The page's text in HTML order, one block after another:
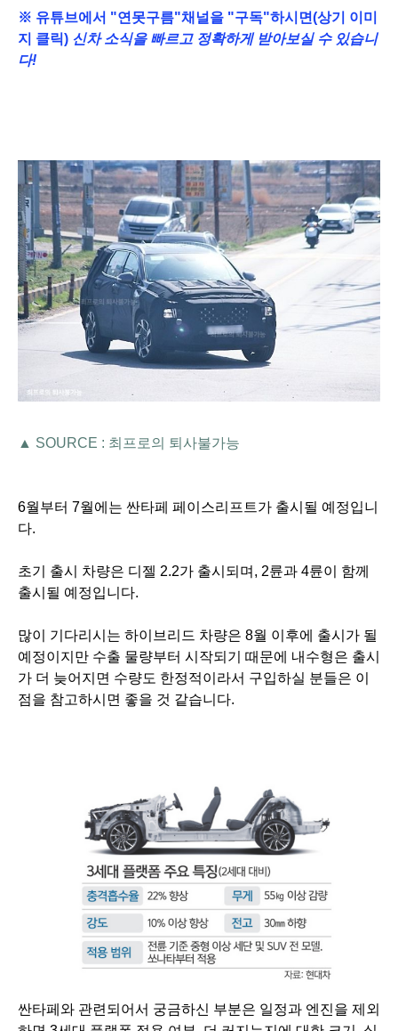
※ 유튜브에서 "연못구름"채널을 "구독"하시면(상기 이미
지 클릭) 신차 소식을 빠르고 정확하게 받아보실 수 있습니
다!
▲ SOURCE : 최프로의 퇴사불가능
6월부터 7월에는 싼타페 페이스리프트가 출시될 예정입니
다.
초기 출시 차량은 디젤 2.2가 출시되며, 2륜과 4륜이 함께
출시될 예정입니다.
많이 기다리시는 하이브리드 차량은 8월 이후에 출시가 될
예정이지만 수출 물량부터 시작되기 때문에 내수형은 출시
가 더 늦어지면 수량도 한정적이라서 구입하실 분들은 이
점을 참고하시면 좋을 것 같습니다.
싼타페와 관련되어서 궁금하신 부분은 일정과 엔진을 제외